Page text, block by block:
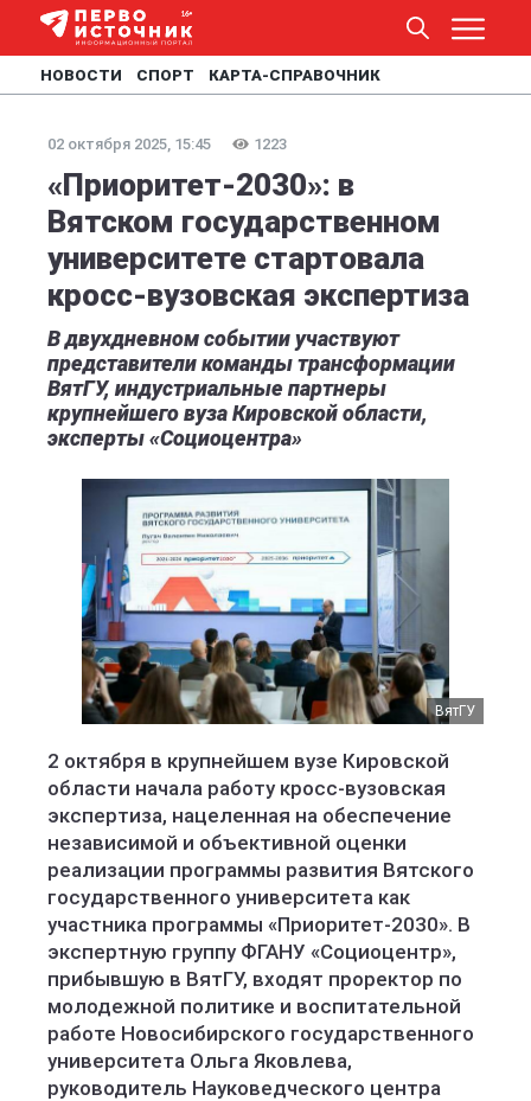
НОВОСТИ СПОРТ КАРТА-СПРАВОЧНИК
02 октября 2025, 15:45 1223
«Приоритет-2030»: в
Вятском государственном
университете стартовала
кросс-вузовская экспертиза
В двухдневном событии участвуют
представители команды трансформации
ВятГУ, индустриальные партнеры
крупнейшего вуза Кировской области,
эксперты «Социоцентра»
ВятГУ
2 октября в крупнейшем вузе Кировской
области начала работу кросс-вузовская
экспертиза, нацеленная на обеспечение
независимой и объективной оценки
реализации программы развития Вятского
государственного университета как
участника программы «Приоритет-2030». В
экспертную группу ФГАНУ «Социоцентр»,
прибывшую в ВятГУ, входят проректор по
молодежной политике и воспитательной
работе Новосибирского государственного
университета Ольга Яковлева,
руководитель Науковедческого центра